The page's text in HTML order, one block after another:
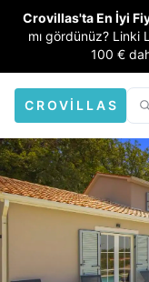
Crovillas'ta En İyi
mı gördünüz?
100 €
CROVILLAS